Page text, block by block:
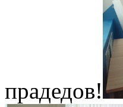
прадедов!